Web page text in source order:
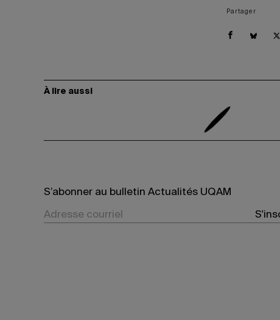
Partager
À lire aussi
S’abonner au bulletin Actualités UQAM